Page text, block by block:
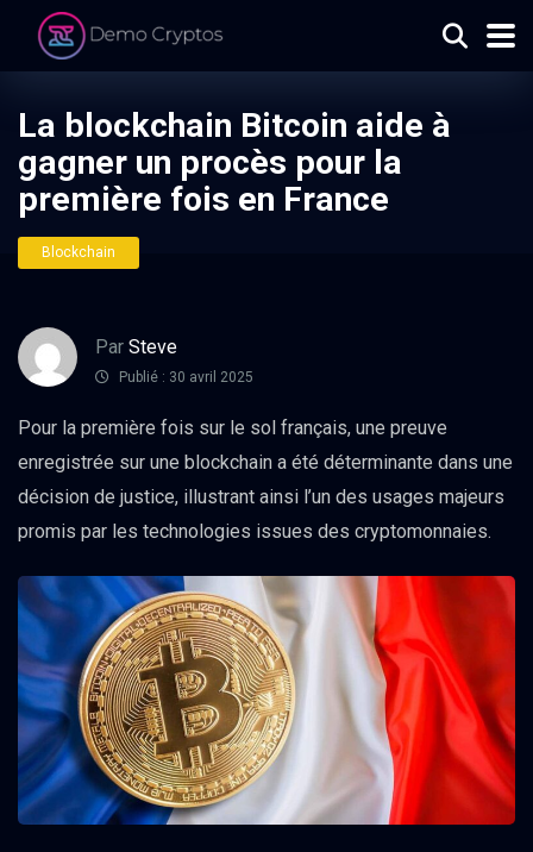
La blockchain Bitcoin aide à
gagner un procès pour la
première fois en France
Blockchain
Par Steve
Publié : 30 avril 2025
Pour la première fois sur le sol français, une preuve
enregistrée sur une blockchain a été déterminante dans une
décision de justice, illustrant ainsi l’un des usages majeurs
promis par les technologies issues des cryptomonnaies.